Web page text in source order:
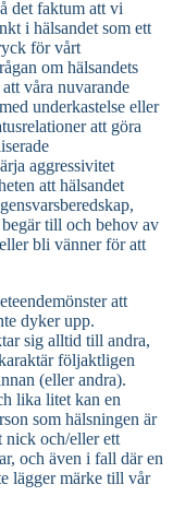
det faktum att vi
i hälsandet som ett
för vårt
om hälsandets
våra nuvarande
underkastelse eller
att göra
aggressivitet
att hälsandet
till och behov av
bli vänner för att
att
dyker upp.
sig alltid till andra,
följaktligen
(eller andra).
lika litet kan en
som hälsningen är
nick och/eller ett
och även i fall där en
lägger märke till vår